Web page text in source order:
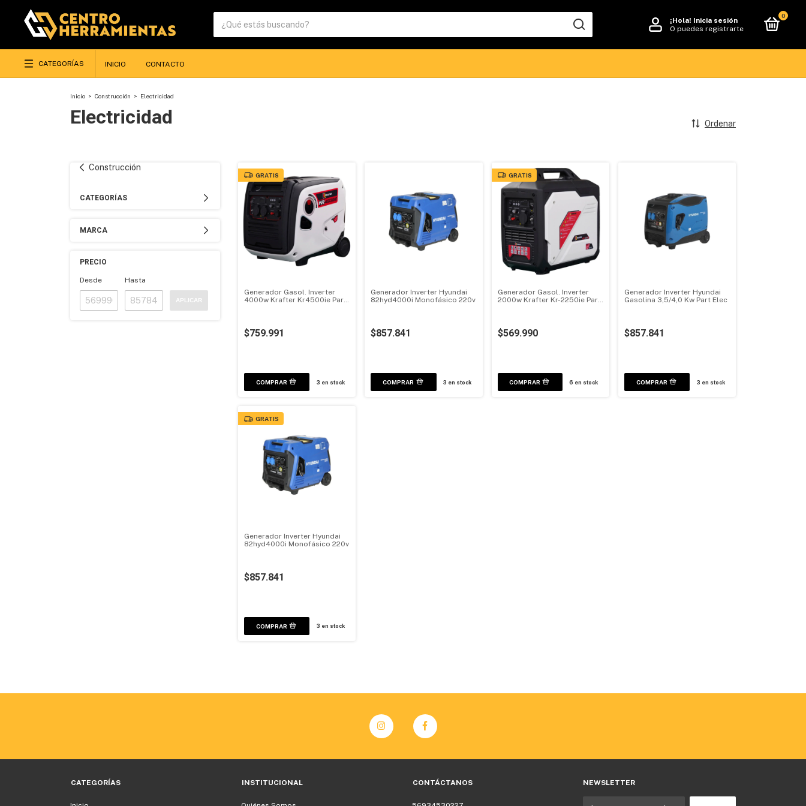
¡Hola! Inicia sesión
O puedes registrarte
0
CATEGORÍAS INICIO CONTACTO
Inicio > Construcción > Electricidad
Electricidad Ordenar
Construcción
CATEGORÍAS
MARCA
PRECIO
Desde Hasta
APLICAR
GRATIS
Generador Gasol. Inverter
4000w Krafter Kr4500ie Part.
$759.991
3 en stock
Generador Inverter Hyundai
82hyd4000i Monofásico 220v
$857.841
3 en stock
GRATIS
Generador Gasol. Inverter
2000w Krafter Kr-2250ie Part.
$569.990
6 en stock
Generador Inverter Hyundai
Gasolina 3,5/4,0 Kw Part Elec
$857.841
3 en stock
GRATIS
Generador Inverter Hyundai
82hyd4000i Monofásico 220v
$857.841
3 en stock
CATEGORÍAS INSTITUCIONAL CONTÁCTANOS NEWSLETTER